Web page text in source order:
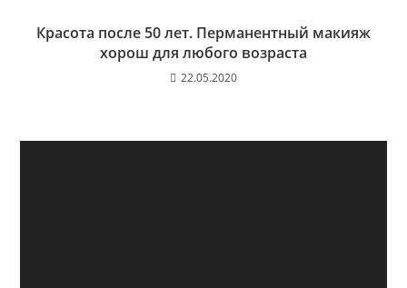
Красота после 50 лет. Перманентный макияж
хорош для любого возраста
22.05.2020